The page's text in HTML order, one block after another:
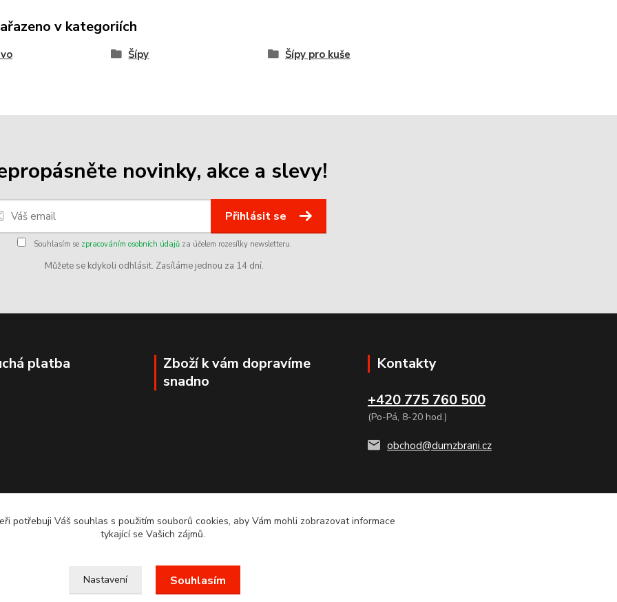
v kategoriích
Šípy Šípy pro kuše
novinky, akce a slevy!
Přihlásit se
Souhlasím se zpracováním osobních údajůza účelem rozesílky newsletteru.
Můžete se kdykoli odhlásit. Zasíláme jednou za 14 dní.
platba
Zboží k vám dopravíme
snadno
Kontakty
+420 775 760 500
(Po-Pá, 8-20 hod.)
obchod@dumzbrani.cz
OBJEDNÁVKY BUDEME VYŘIZOVAT 1.3.2022.MOŽNOST ZASLÁNÍ TAKÉ NA SLOVENSKO, EXPESS KURIER DO
potřebuji Váš souhlas s použitím souborů cookies, aby Vám mohli zobrazovat informace
tykající se Vašich zájmů.
Nastavení Souhlasím